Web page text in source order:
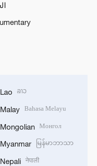
Lao ລາວ
Malay Bahasa Melayu
Mongolian Монгол
Myanmar မြန်မာဘာသာ
Nepali नेपाली